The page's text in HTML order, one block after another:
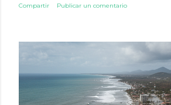
Compartir Publicar un comentario